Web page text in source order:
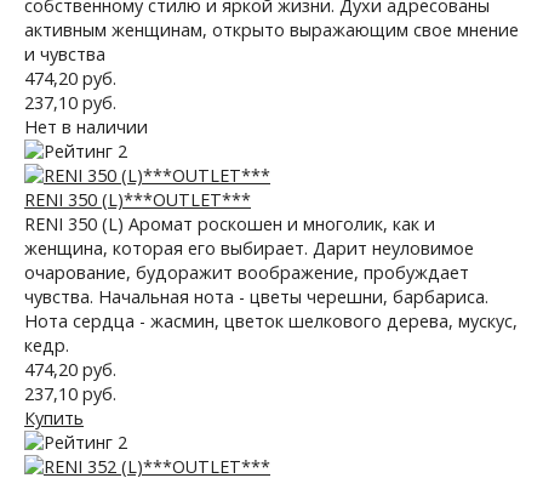
собственному стилю и яркой жизни. Духи адресованы
активным женщинам, открыто выражающим свое мнение
и чувства
474,20 руб.
237,10 руб.
Нет в наличии
RENI 350 (L)***OUTLET***
RENI 350 (L) Аромат роскошен и многолик, как и
женщина, которая его выбирает. Дарит неуловимое
очарование, будоражит воображение, пробуждает
чувства. Начальная нота - цветы черешни, барбариса.
Нота сердца - жасмин, цветок шелкового дерева, мускус,
кедр.
474,20 руб.
237,10 руб.
Купить